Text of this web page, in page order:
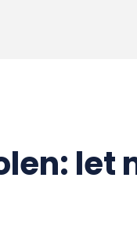
let